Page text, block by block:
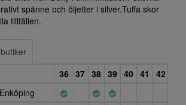
spänne och öljetter i silver.Tuffa skor
tillfällen.
36 37 38 39 40 41
42